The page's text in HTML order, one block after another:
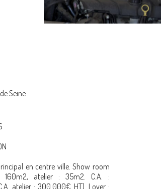
Seine
en centre ville. Show room
160m2, atelier : 35m2. C.A. :
atelier : 300.000€ HT). Loyer :